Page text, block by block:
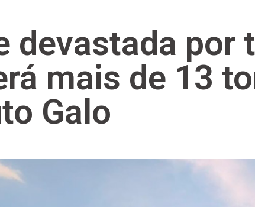
devastada por
mais de 13
Galo